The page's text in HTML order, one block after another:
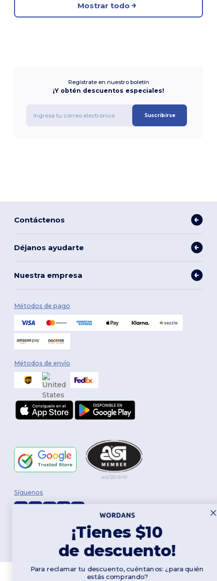
Mostrar todo
Regístrate en nuestro boletín
¡Y obtén descuentos especiales!
Suscribirse
Contáctenos
Déjanos ayudarte
Nuestra empresa
Métodos de pago
Métodos de envío
2026. Todos los derechos reservados
Términos y Condiciones|Política de personalización |Política de
Política de Cookies|Mapa del sitio
Síguenos
¡Tienes $10
de descuento!
Para reclamar tu descuento, cuéntanos: ¿para quién
estás comprando?